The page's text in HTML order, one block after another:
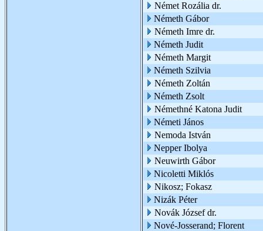
Német Rozália dr.
Németh Gábor
Németh Imre dr.
Németh Judit
Németh Margit
Németh Szilvia
Németh Zoltán
Németh Zsolt
Némethné Katona Judit
Németi János
Nemoda István
Nepper Ibolya
Neuwirth Gábor
Nicoletti Miklós
Nikosz; Fokasz
Nizák Péter
Novák József dr.
Nové-Josserand; Florent